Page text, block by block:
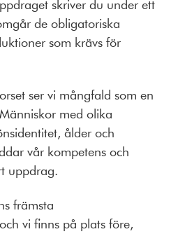
skriver du under ett
de obligatoriska
som krävs för
ser vi mångfald som en
med olika
ålder och
vår kompetens och
uppdrag.
främsta
vi finns på plats före,